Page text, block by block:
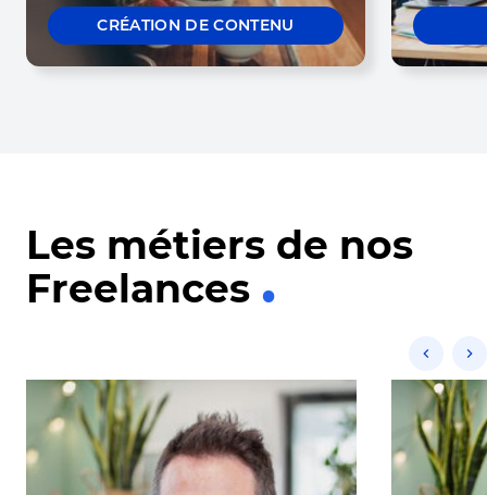
CRÉATION DE CONTENU
Les métiers de nos
Freelances